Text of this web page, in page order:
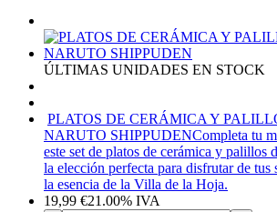
ÚLTIMAS UNIDADES EN STOCK
PLATOS DE CERÁMICA Y
NARUTO SHIPPUDENCompleta tu
este set de platos de cerámica y palillos
la elección perfecta para disfrutar de tus
la esencia de la Villa de la Hoja.
19,99 €21.00% IVA